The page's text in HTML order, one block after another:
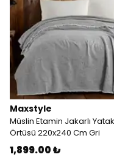
Maxstyle
Müslin Etamin Jakarlı Yatak
Örtüsü 220x240 Cm Gri
1,899.00 ₺